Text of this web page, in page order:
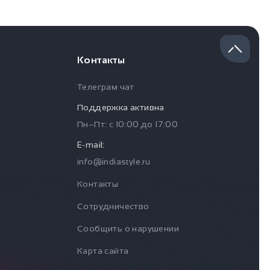
Контакты
Телеграм чат
Поддержка активна
Пн–Пт: с 10:00 до 17:00
E-mail:
info@indiastyle.ru
Контакты
Сотрудничество
Сообщить о нарушении
Карта сайта